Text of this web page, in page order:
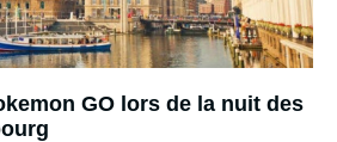
GO lors de la nuit des